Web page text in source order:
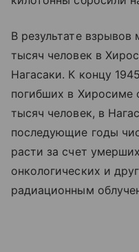
В результате взрывов
тысяч человек в
Нагасаки. К концу
погибших в Хиросиме
тысяч человек, в
последующие годы
расти за счет
онкологических и
радиационным